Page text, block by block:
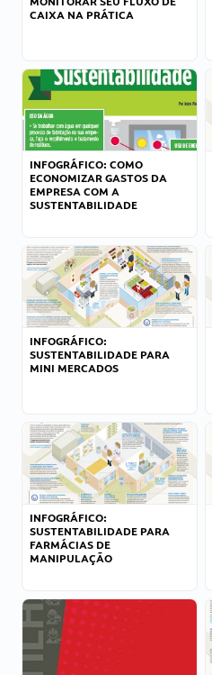
CAIXA NA PRÁTICA
INFOGRÁFICO: COMO
ECONOMIZAR GASTOS DA
EMPRESA COM A
SUSTENTABILIDADE
INFOGRÁFICO:
SUSTENTABILIDADE PARA
MINI MERCADOS
INFOGRÁFICO:
SUSTENTABILIDADE PARA
FARMÁCIAS DE
MANIPULAÇÃO